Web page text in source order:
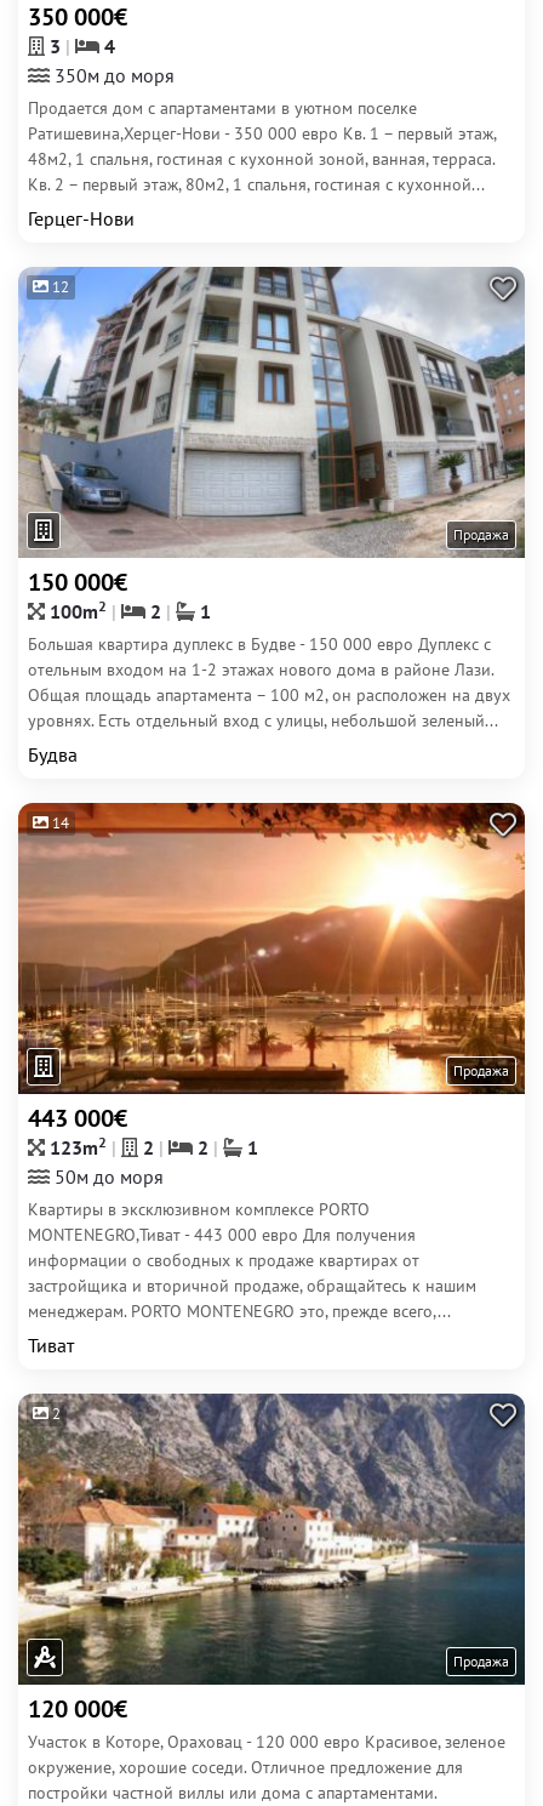
350 000€
3
4
350м до моря
Продается дом с апартаментами в уютном поселке
Ратишевина,Херцег-Нови - 350 000 евро Кв. 1 – первый этаж,
48м2, 1 спальня, гостиная с кухонной зоной, ванная, терраса.
Кв. 2 – первый этаж, 80м2, 1 спальня, гостиная с кухонной...
Герцег-Нови
12
Продажа
150 000€
100m2 2 1
Большая квартира дуплекс в Будве - 150 000 евро Дуплекс с
отельным входом на 1-2 этажах нового дома в районе Лази.
Общая площадь апартамента – 100 м2, он расположен на двух
уровнях. Есть отдельный вход с улицы, небольшой зеленый...
Будва
14
Продажа
443 000€
123m2 2 2
1
50м до моря
Квартиры в эксклюзивном комплексе PORTO
MONTENEGRO,Тиват - 443 000 евро Для получения
информации о свободных к продаже квартирах от
застройщика и вторичной продаже, обращайтесь к нашим
менеджерам. PORTO MONTENEGRO это, прежде всего,...
Тиват
2
Продажа
120 000€
Участок в Которе, Ораховац - 120 000 евро Красивое, зеленое
окружение, хорошие соседи. Отличное предложение для
постройки частной виллы или дома с апартаментами.